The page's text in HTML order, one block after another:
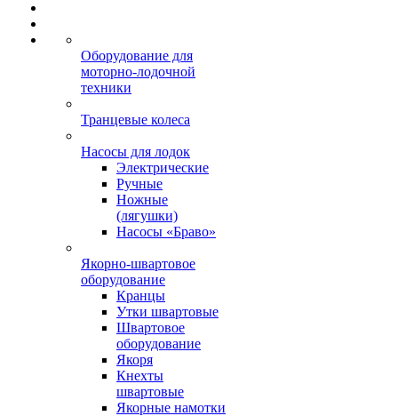
Оборудование для
моторно-лодочной
техники
Транцевые колеса
Насосы для лодок
Электрические
Ручные
Ножные
(лягушки)
Насосы «Браво»
Якорно-швартовое
оборудование
Кранцы
Утки швартовые
Швартовое
оборудование
Якоря
Кнехты
швартовые
Якорные намотки